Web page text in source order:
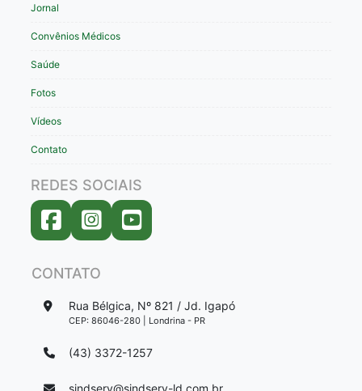
Jornal
Convênios Médicos
Saúde
Fotos
Vídeos
Contato
REDES SOCIAIS
CONTATO
Rua Bélgica, Nº 821 / Jd. Igapó
CEP: 86046-280 | Londrina - PR
(43) 3372-1257